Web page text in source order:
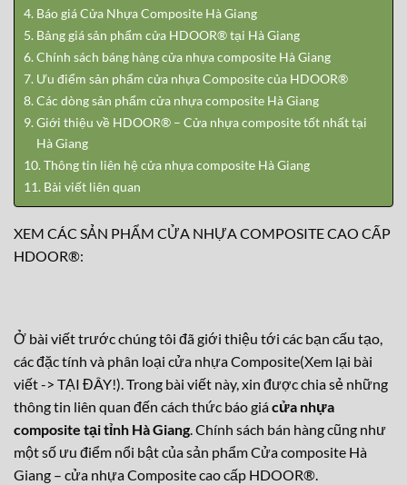
Báo giá Cửa Nhựa Composite Hà Giang
Bảng giá sản phẩm cửa HDOOR® tại Hà Giang
Chính sách báng hàng cửa nhựa composite Hà Giang
Ưu điểm sản phẩm cửa nhựa Composite của HDOOR®
Các dòng sản phẩm cửa nhựa composite Hà Giang
Giới thiệu về HDOOR® – Cửa nhựa composite tốt nhất tại
Hà Giang
Thông tin liên hệ cửa nhựa composite Hà Giang
Bài viết liên quan
XEM CÁC SẢN PHẨM CỬA NHỰA COMPOSITE CAO CẤP
HDOOR®:
Ở bài viết trước chúng tôi đã giới thiệu tới các bạn cấu tạo,
các đặc tính và phân loại cửa nhựa Composite(Xem lại bài
viết -> TẠI ĐÂY!). Trong bài viết này, xin được chia sẻ những
thông tin liên quan đến cách thức báo giácửa nhựa
composite tại tỉnh Hà Giang. Chính sách bán hàng cũng như
một số ưu điểm nổi bật của sản phẩm Cửa composite Hà
Giang – cửa nhựa Composite cao cấp HDOOR®.